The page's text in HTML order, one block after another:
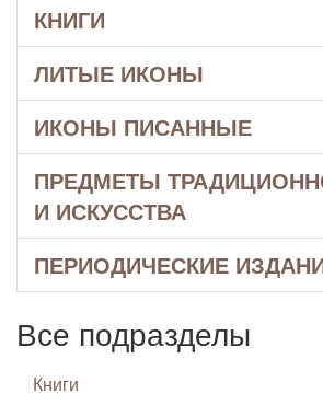
КНИГИ
ЛИТЫЕ ИКОНЫ
ИКОНЫ ПИСАННЫЕ
ПРЕДМЕТЫ
И ИСКУССТВА
ПЕРИОДИЧЕСКИЕ
Все подразделы
Книги